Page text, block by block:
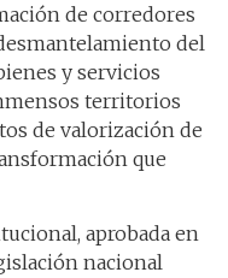
de corredores
del
y servicios
territorios
de valorización de
que
aprobada en
nacional